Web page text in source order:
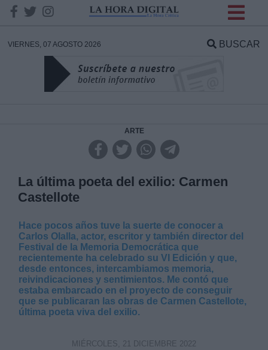
VIERNES, 07 AGOSTO 2026 BUSCAR
ARTE
La última poeta del exilio: Carmen
Castellote
Hace pocos años tuve la suerte de conocer a
Carlos Olalla, actor, escritor y también director del
Festival de la Memoria Democrática que
recientemente ha celebrado su VI Edición y que,
desde entonces, intercambiamos memoria,
reivindicaciones y sentimientos. Me contó que
estaba embarcado en el proyecto de conseguir
que se publicaran las obras de Carmen Castellote,
última poeta viva del exilio.
MIÉRCOLES, 21 DICIEMBRE 2022
DATOS
Responsable:
Destinatarios: